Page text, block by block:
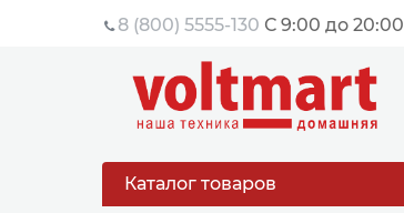
8 (800) 5555-130 С 9:00 до 20:00
Каталог товаров